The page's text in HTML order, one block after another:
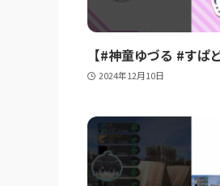
【#神童ゆづる #すぱ
2024年12月10日